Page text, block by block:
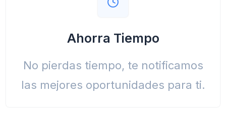
Ahorra Tiempo
No pierdas tiempo, te notificamos
las mejores oportunidades para ti.